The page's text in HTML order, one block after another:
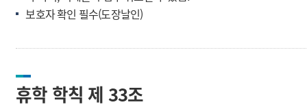
보호자 확인 필수(도장날인)
휴학 학칙 제 33조